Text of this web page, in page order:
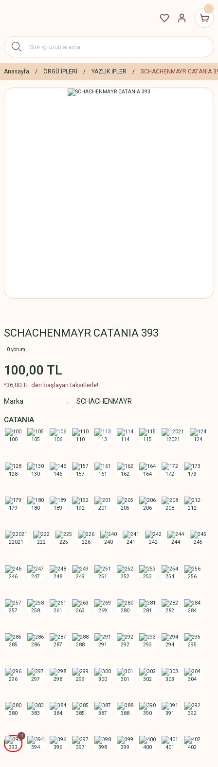
Anasayfa ÖRGÜ İPLERİ YAZLIK İPLER SCHACHENMAYR CATANIA
SCHACHENMAYR CATANIA 393
0 yorum
100,00 TL
*36,00 TL den başlayan taksitlerle!
Marka SCHACHENMAYR
CATANIA